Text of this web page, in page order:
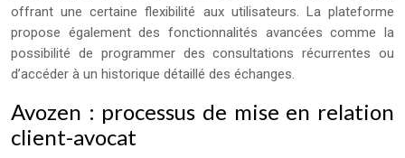
offrant une certaine flexibilité aux utilisateurs. La plateforme
propose également des fonctionnalités avancées comme la
possibilité de programmer des consultations récurrentes ou
d’accéder à un historique détaillé des échanges.
Avozen : processus de mise en relation
client-avocat